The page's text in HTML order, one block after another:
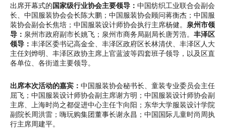
出席开幕式的国家级行业协会主要领导： 中国纺织工业联合会副会
长、中国服装协会会长陈大鹏；中国服装协会顾问蒋衡杰；中国服
装协会副会长焦培；中国服装设计师协会执行主席杨健。 泉州市领
导： 泉州市政府副市长姚飞；泉州市商务局副局长唐芳浩。 丰泽区
领导： 丰泽区委书记高金全、丰泽区政府区长林清伏、丰泽区人大
主任刘烨明、丰泽区政协主席上官蓝波等四套班子领导，以及区直
各单位、各街道主要领导。
出席本次活动的嘉宾： 中国服装协会秘书长、童装专业委员会主任
屈飞；中国服装设计师协会副主席谢方明；中国服装设计师协会副
主席、上海时尚之都促进中心主任卞向阳；东华大学服装设计学院
副院长周洪雷；嗨玩购集团董事长谢永昌；中国国际儿童时尚周执
行主席周建平。